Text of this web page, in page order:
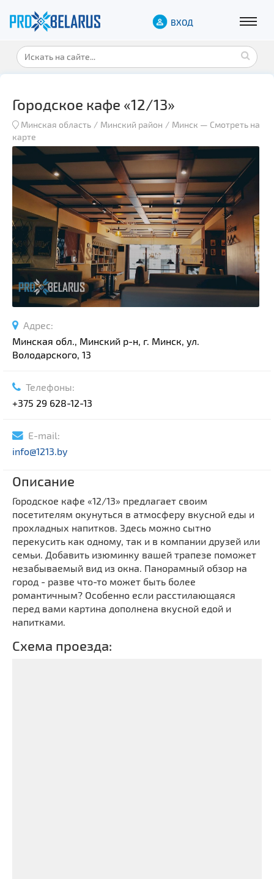
ВХОД
Городское кафе «12/13»
Минская область Минский район Минск — Смотреть на
карте
Адрес:
Минская обл., Минский р-н, г. Минск, ул.
Володарского, 13
Телефоны:
+375 29 628-12-13
E-mail:
info@1213.by
Описание
Городское кафе «12/13» предлагает своим
посетителям окунуться в атмосферу вкусной еды и
прохладных напитков. Здесь можно сытно
перекусить как одному, так и в компании друзей или
семьи. Добавить изюминку вашей трапезе поможет
незабываемый вид из окна. Панорамный обзор на
город - разве что-то может быть более
романтичным? Особенно если расстилающаяся
перед вами картина дополнена вкусной едой и
напитками.
Схема проезда: